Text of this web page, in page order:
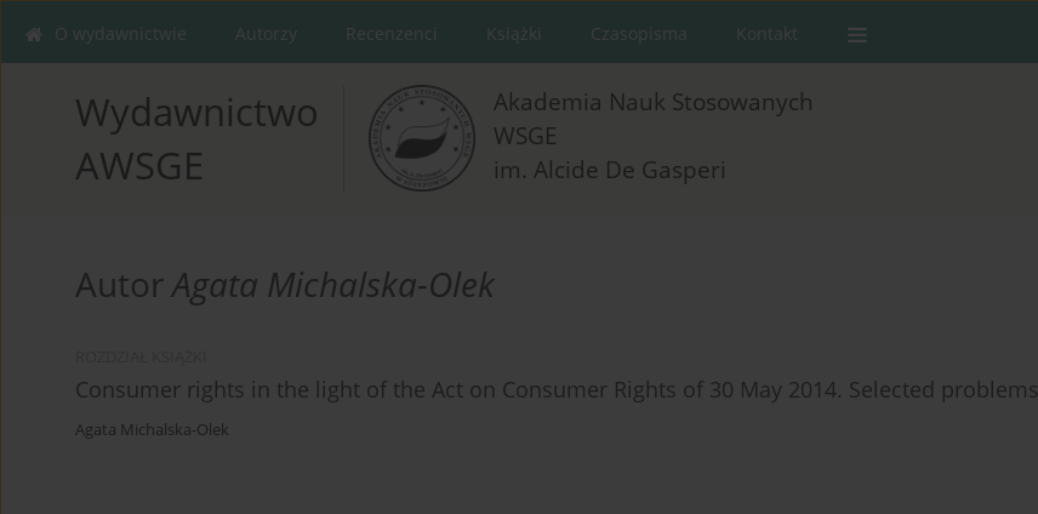
O wydawnictwie Autorzy Recenzenci Książki Czasopisma Kontakt
Wydawnictwo
AWSGE
Akademia Nauk Stosowanych
WSGE
im. Alcide De Gasperi
AutorAgata Michalska-Olek
Consumer rights in the light of the Act on Consumer Rights of 30 May 2014. Selected problems
Agata Michalska-Olek